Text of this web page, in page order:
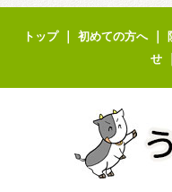
トップ｜ 初めての方へ｜
せ